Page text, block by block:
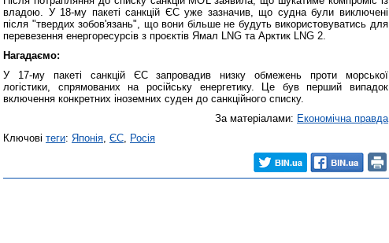
владою. У 18-му пакеті санкцій ЄС уже зазначив, що судна були виключені
після "твердих зобов'язань", що вони більше не будуть використовуватись для
перевезення енергоресурсів з проєктів Ямал LNG та Арктик LNG 2.
Нагадаємо:
У 17-му пакеті санкцій ЄС запровадив низку обмежень проти морської
логістики, спрямованих на російську енергетику. Це був перший випадок
включення конкретних іноземних суден до санкційного списку.
За матеріалами: Економічна правда
Ключові теги: Японія, ЄС, Росія